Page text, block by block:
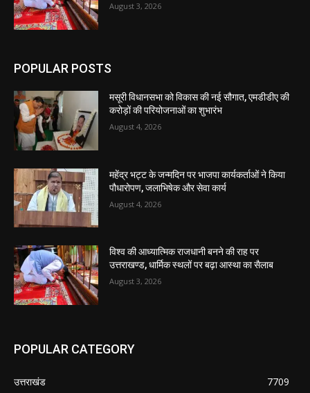
August 3, 2026
POPULAR POSTS
मसूरी विधानसभा को विकास की नई सौगात, एमडीडीए की
करोड़ों की परियोजनाओं का शुभारंभ
August 4, 2026
महेंद्र भट्ट के जन्मदिन पर भाजपा कार्यकर्ताओं ने किया
पौधारोपण, जलाभिषेक और सेवा कार्य
August 4, 2026
विश्व की आध्यात्मिक राजधानी बनने की राह पर
उत्तराखण्ड, धार्मिक स्थलों पर बढ़ा आस्था का सैलाब
August 3, 2026
POPULAR CATEGORY
उत्तराखंड
7709